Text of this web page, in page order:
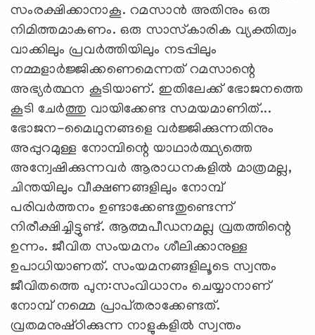
സംരക്ഷിക്കാനാകൂ. റമസാന്‍ അതിനും ഒരു
നിമിത്തമാകണം. ഒരു സാസ്‌കാരിക വ്യക്തിത്വം
വാക്കിലും പ്രവര്‍ത്തിയിലും നടപ്പിലും
നമ്മളാര്‍ജ്ജിക്കണെമെന്നത്‌ റമസാന്റെ
അഭ്യര്‍ത്ഥന കൂടിയാണ്‌. ഇതിലേക്ക്‌ ഭോജനത്തെ
കൂടി ചേര്‍ത്തു വായിക്കേണ്ട സമയമാണിത്‌...
ഭോജന-മൈഥുനങ്ങളെ വര്‍ജ്ജിക്കുന്നതിനും
അപ്പുറമുള്ള നോമ്പിന്റെ യാഥാര്‍ത്ഥ്യത്തെ
അന്വേഷിക്കുന്നവര്‍ ആരാധനകളില്‍ മാത്രമല്ല,
ചിന്തയിലും വീക്ഷണങ്ങളിലും നോമ്പ്‌
പരിവര്‍ത്തനം ഉണ്ടാക്കേണ്ടതുണ്ടെന്ന്‌
നിരീക്ഷിച്ചിട്ടുണ്ട്‌. ആത്മപീഡനമല്ല വ്രതത്തിന്റെ
ഉന്നം. ജീവിത സംയമനം ശീലിക്കാനുള്ള
ഉപാധിയാണത്‌. സംയമനങ്ങളിലൂടെ സ്വന്തം
ജീവിതത്തെ പുന:സംവിധാനം ചെയ്യാനാണ്‌
നോമ്പ്‌ നമ്മെ പ്രാപ്‌തരാക്കേണ്ടത്‌.
വ്രതമനുഷ്‌ഠിക്കുന്ന നാളുകളില്‍ സ്വന്തം